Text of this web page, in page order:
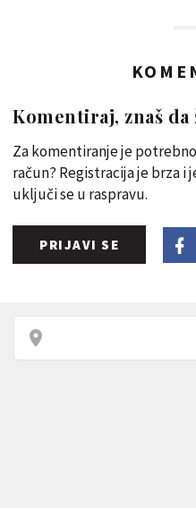
Komentiraj, znaš da
Za komentiranje je
račun? Registracija je brza i
uključi se u raspravu.
PRIJAVI SE